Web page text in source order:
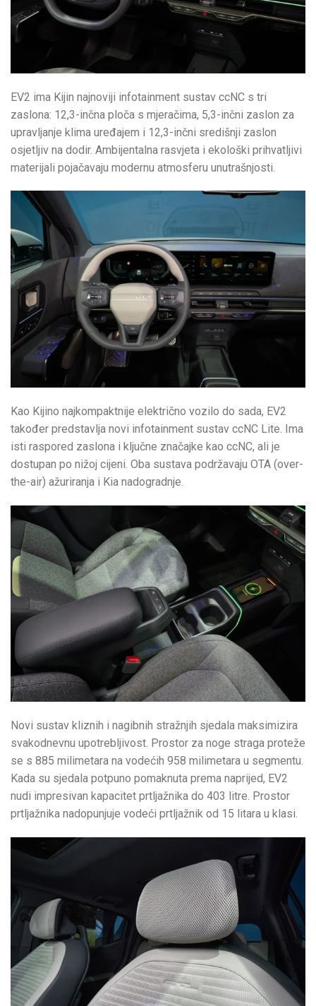
EV2 ima Kijin najnoviji infotainment sustav ccNC s tri
zaslona: 12,3-inčna ploča s mjeračima, 5,3-inčni zaslon za
upravljanje klima uređajem i 12,3-inčni središnji zaslon
osjetljiv na dodir. Ambijentalna rasvjeta i ekološki prihvatljivi
materijali pojačavaju modernu atmosferu unutrašnjosti.
Kao Kijino najkompaktnije električno vozilo do sada, EV2
također predstavlja novi infotainment sustav ccNC Lite. Ima
isti raspored zaslona i ključne značajke kao ccNC, ali je
dostupan po nižoj cijeni. Oba sustava podržavaju OTA (over-
the-air) ažuriranja i Kia nadogradnje.
Novi sustav kliznih i nagibnih stražnjih sjedala maksimizira
svakodnevnu upotrebljivost. Prostor za noge straga proteže
se s 885 milimetara na vodećih 958 milimetara u segmentu.
Kada su sjedala potpuno pomaknuta prema naprijed, EV2
nudi impresivan kapacitet prtljažnika do 403 litre. Prostor
prtljažnika nadopunjuje vodeći prtljažnik od 15 litara u klasi.